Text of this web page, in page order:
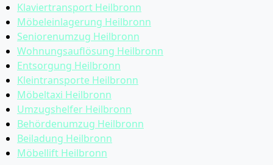
Klaviertransport Heilbronn
Möbeleinlagerung Heilbronn
Seniorenumzug Heilbronn
Wohnungsauflösung Heilbronn
Entsorgung Heilbronn
Kleintransporte Heilbronn
Möbeltaxi Heilbronn
Umzugshelfer Heilbronn
Behördenumzug Heilbronn
Beiladung Heilbronn
Möbellift Heilbronn